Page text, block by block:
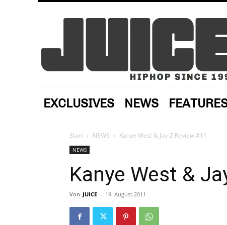
EXCLUSIVES NEWS
Start NEWS Kanye West & Jay-Z Review #11
NEWS
Kanye West &
Von JUICE - 19. August 2011